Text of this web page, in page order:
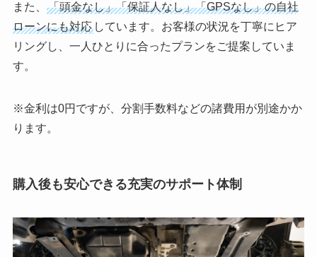
また、
「頭金なし」「保証人なし」「GPSなし」の自社
ローンにも対応しています。お客様の状況を丁寧にヒア
リングし、一人ひとりに合ったプランをご提案していま
す。
※金利は0円ですが、分割手数料などの諸費用が別途かか
ります。
購入後も安心できる充実のサポート体制